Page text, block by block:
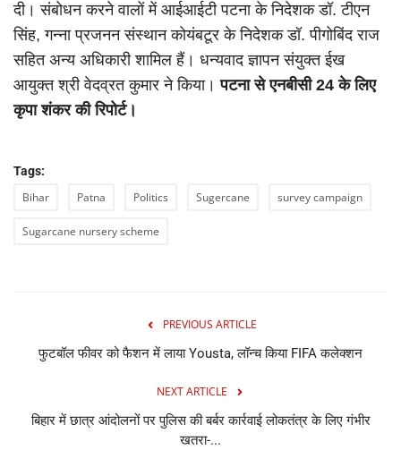
दी। संबोधन करने वालों में आईआईटी पटना के निदेशक डॉ. टीएन
सिंह, गन्ना प्रजनन संस्थान कोयंबटूर के निदेशक डॉ. पीगोबिंद राज
सहित अन्य अधिकारी शामिल हैं। धन्यवाद ज्ञापन संयुक्त ईख
आयुक्त श्री वेदव्रत कुमार ने किया। पटना से एनबीसी 24 के लिए
कृपा शंकर की रिपोर्ट।
Tags:
Bihar Patna Politics Sugercane survey campaign
Sugarcane nursery scheme
PREVIOUS ARTICLE
फुटबॉल फीवर को फैशन में लाया Yousta, लॉन्च किया FIFA कलेक्शन
NEXT ARTICLE
बिहार में छात्र आंदोलनों पर पुलिस की बर्बर कार्रवाई लोकतंत्र के लिए गंभीर
खतरा-...